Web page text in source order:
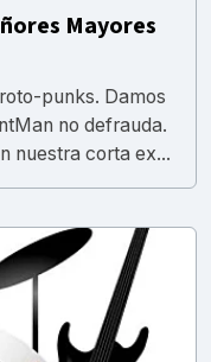
Mayores
punks. Damos
no defrauda.
nuestra corta ex...